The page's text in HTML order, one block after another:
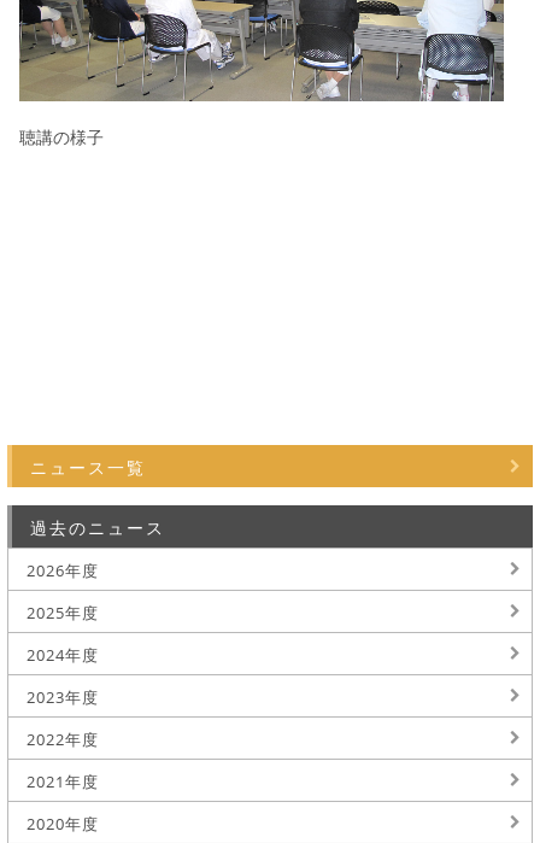
聴講の様子
ニュース一覧
過去のニュース
2026年度
2025年度
2024年度
2023年度
2022年度
2021年度
2020年度